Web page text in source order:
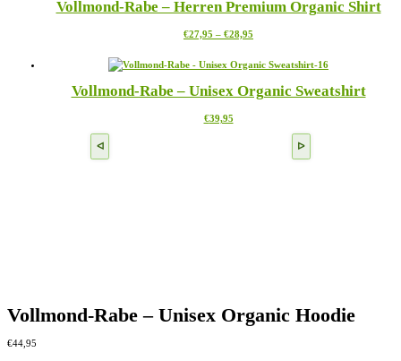
Vollmond-Rabe – Unisex Organic Hoodie
€44,95
der
gewählt
Varianten
Die
können
der
gewählt
Vollmond-Rabe – Herren Premium Organic Shirt
€27,95 – €28,95
bis
weist
Varianten
Optionen
Vollmond-Rabe – Unisex Organic Sweatshirt
€39,95Dieses